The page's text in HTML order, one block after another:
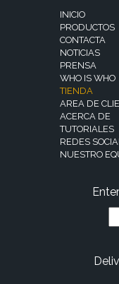
INICIO
PRODUCTOS
CONTACTA
NOTICIAS
PRENSA
WHO IS WHO
TIENDA
AREA DE
ACERCA DE
TUTORIALES
REDES
NUESTRO